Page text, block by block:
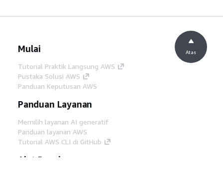
Mulai
Tutorial Praktik Langsung AWS
Pustaka Solusi AWS
Panduan Keputusan AWS
Panduan Layanan
Memilih layanan AI generatif
Panduan layanan AWS
Tutorial AWS CLI di GitHub
Alat Developer
Atas